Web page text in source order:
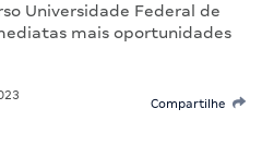
Universidade Federal de
mais oportunidades
Compartilhe